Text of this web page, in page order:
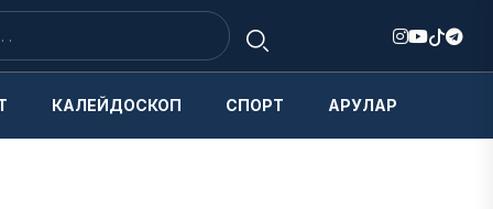
КАЛЕЙДОСКОП СПОРТ АРУЛАР